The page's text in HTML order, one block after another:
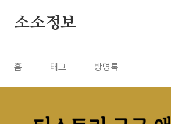
소소정보
홈 태그 방명록